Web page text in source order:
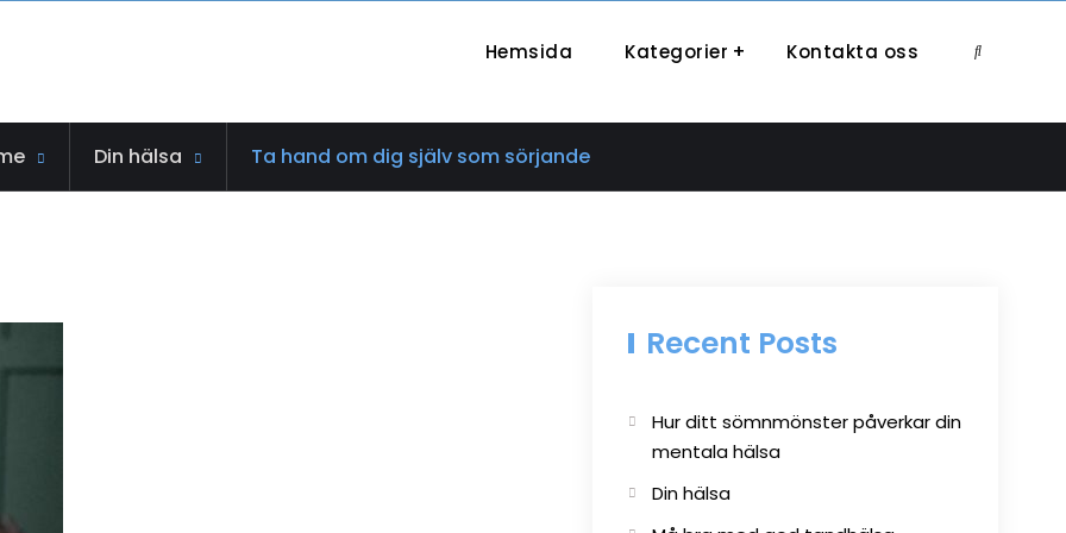
Hemsida Kategorier Kontakta oss Search
Din hälsa Ta hand om dig själv som sörjande
Recent Posts
Hur ditt sömnmönster påverkar din
mentala hälsa
Din hälsa